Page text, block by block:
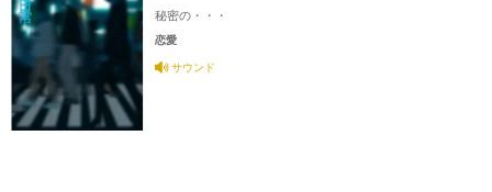
秘密の・・・
恋愛
サウンド